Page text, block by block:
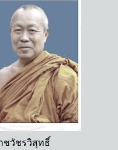
ชวัชรวิสุทธิ์